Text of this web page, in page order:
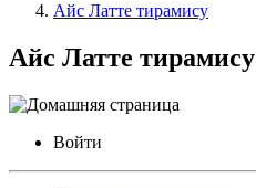
Айс Латте тирамису
Айс Латте тирамису
Войти